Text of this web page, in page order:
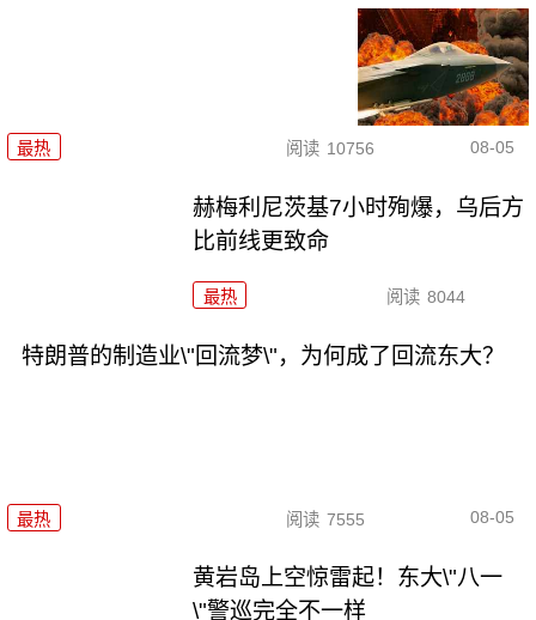
最热 阅读 10756 08-05
赫梅利尼茨基7小时殉爆，乌后方
比前线更致命
最热 阅读 8044
特朗普的制造业\"回流梦\"，为何成了回流东大？
最热 阅读 7555 08-05
黄岩岛上空惊雷起！东大\"八一
\"警巡完全不一样